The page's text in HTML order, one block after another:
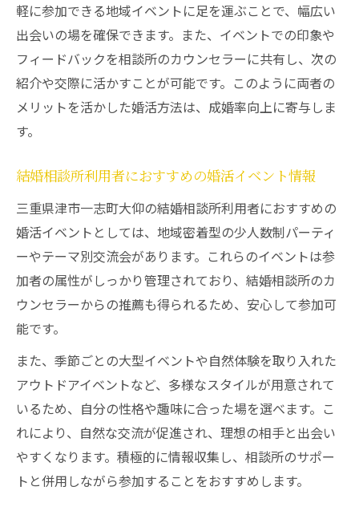
軽に参加できる地域イベントに足を運ぶことで、幅広い
出会いの場を確保できます。また、イベントでの印象や
フィードバックを相談所のカウンセラーに共有し、次の
紹介や交際に活かすことが可能です。このように両者の
メリットを活かした婚活方法は、成婚率向上に寄与しま
す。
結婚相談所利用者におすすめの婚活イベント情報
三重県津市一志町大仰の結婚相談所利用者におすすめの
婚活イベントとしては、地域密着型の少人数制パーティ
ーやテーマ別交流会があります。これらのイベントは参
加者の属性がしっかり管理されており、結婚相談所のカ
ウンセラーからの推薦も得られるため、安心して参加可
能です。
また、季節ごとの大型イベントや自然体験を取り入れた
アウトドアイベントなど、多様なスタイルが用意されて
いるため、自分の性格や趣味に合った場を選べます。こ
れにより、自然な交流が促進され、理想の相手と出会い
やすくなります。積極的に情報収集し、相談所のサポー
トと併用しながら参加することをおすすめします。